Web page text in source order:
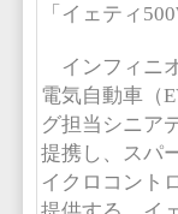
「イェティ
インフィニ
電気自動車（
グ担当シニア
提携し、スパ
イクロコント